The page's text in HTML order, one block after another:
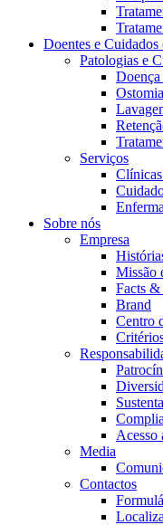
Catálogo de
Encontre o
Coordenamos os
Centro de Inovação
Vamos impulsionar
Doentes e Cuidados
Patologias e
Ostomia
Serviços
Sobre nós
Empresa
Missão
Facts
Brand
Centro
Acesso
Media
Contactos